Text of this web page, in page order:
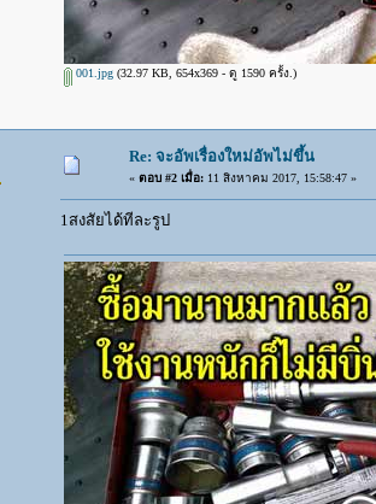
001.jpg(32.97 KB, 654x369 - ดู 1590 ครั้ง.)
Re: จะอัพเรื่องใหม่อัพไม่ขึ้น
« ตอบ #2 เมื่อ:11 สิงหาคม 2017, 15:58:47 »
1สงสัยได้ทีละรูป